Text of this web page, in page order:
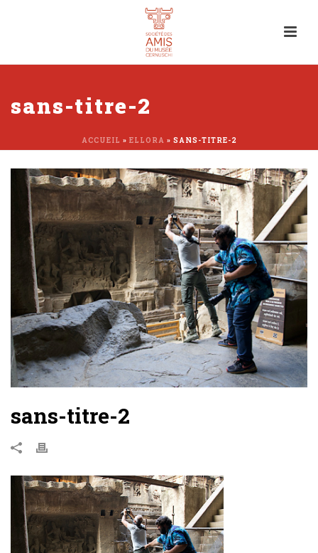
sans-titre-2
ACCUEIL » ELLORA » SANS-TITRE-2
sans-titre-2